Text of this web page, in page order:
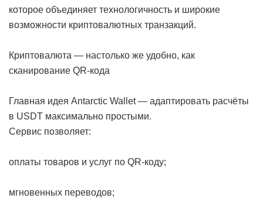
которое объединяет технологичность и широкие
возможности криптовалютных транзакций.
Криптовалюта — настолько же удобно, как
сканирование QR-кода
Главная идея Antarctic Wallet — адаптировать расчёты
в USDT максимально простыми.
Сервис позволяет:
оплаты товаров и услуг по QR-коду;
мгновенных переводов;